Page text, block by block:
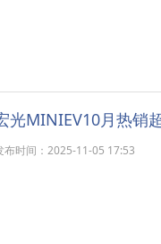
布时间：2025-11-05 17:53